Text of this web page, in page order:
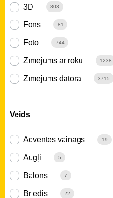
3D 803
Fons 81
Foto 744
Zīmējums ar roku 1238
Zīmējums datorā 3715
Veids
Adventes vainags 19
Augļi 5
Balons 7
Briedis 22